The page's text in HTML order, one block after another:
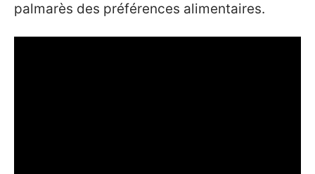
palmarès des préférences alimentaires.